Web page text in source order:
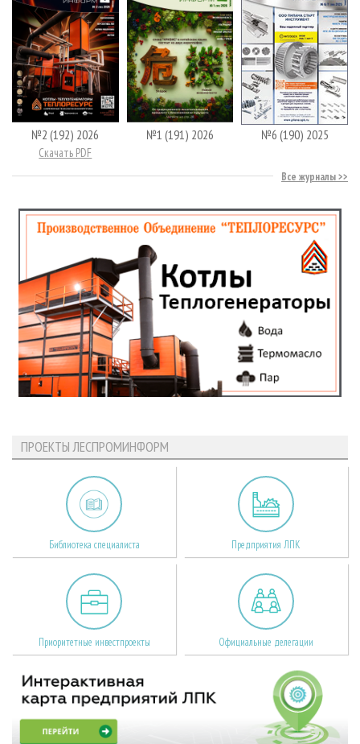
№2 (192) 2026
Скачать PDF
№1 (191) 2026 №6 (190) 2025
Все журналы
ПРОЕКТЫ ЛЕСПРОМИНФОРМ
Библиотека специалиста Предприятия ЛПК
Приоритетные инвестпроекты Официальные делегации